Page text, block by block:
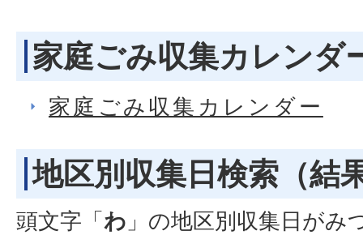
家庭ごみ収集カレンダ
家庭ごみ収集カレンダー
地区別収集日検索 （結
頭文字「わ 」の地区別収集日がみ